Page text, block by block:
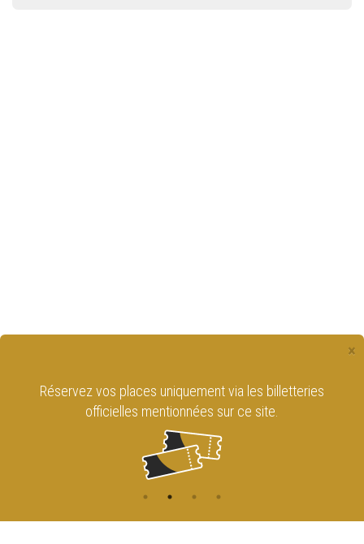
×
Réservez vos places uniquement via les billetteries
officielles mentionnées sur ce site.